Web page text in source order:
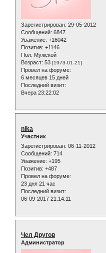
Зарегистрирован: 29-05-2012
Сообщений: 6847
Уважение: +16042
Позитив: +1146
Пол: Мужской
Возраст: 53 [1973-01-21]
Провел на форуме:
6 месяцев 15 дней
Последний визит:
Вчера 23:22:02
nika
Участник
Зарегистрирован: 06-11-2012
Сообщений: 714
Уважение: +195
Позитив: +487
Провел на форуме:
23 дня 21 час
Последний визит:
06-09-2017 21:14:11
Чел Другов
Администратор